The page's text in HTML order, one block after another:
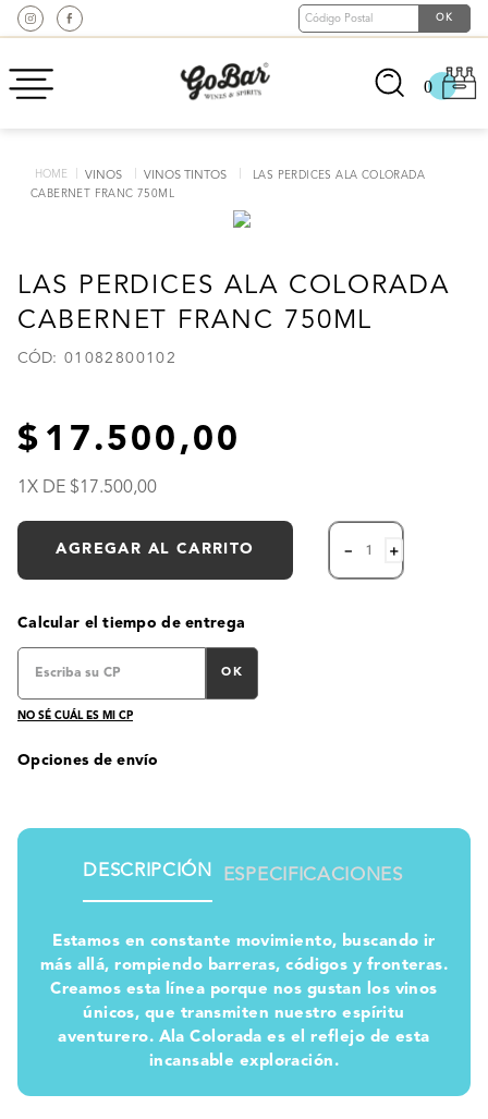
0
VINOS VINOS TINTOS
LAS PERDICES ALA COLORADA
CABERNET FRANC 750ML
LAS PERDICES ALA COLORADA
CABERNET FRANC 750ML
: 01082800102
17.500,00
1 X DE 17.500,00
AGREGAR AL CARRITO ＋
－
Calcular el tiempo de entrega
OK
NO SÉ CUÁL ES MI CP
Opciones de envío
DESCRIPCIÓN ESPECIFICACIONES
Estamos en constante movimiento, buscando ir
más allá, rompiendo barreras, códigos y fronteras.
Creamos esta línea porque nos gustan los vinos
únicos, que transmiten nuestro espíritu
aventurero. Ala Colorada es el reflejo de esta
incansable exploración.